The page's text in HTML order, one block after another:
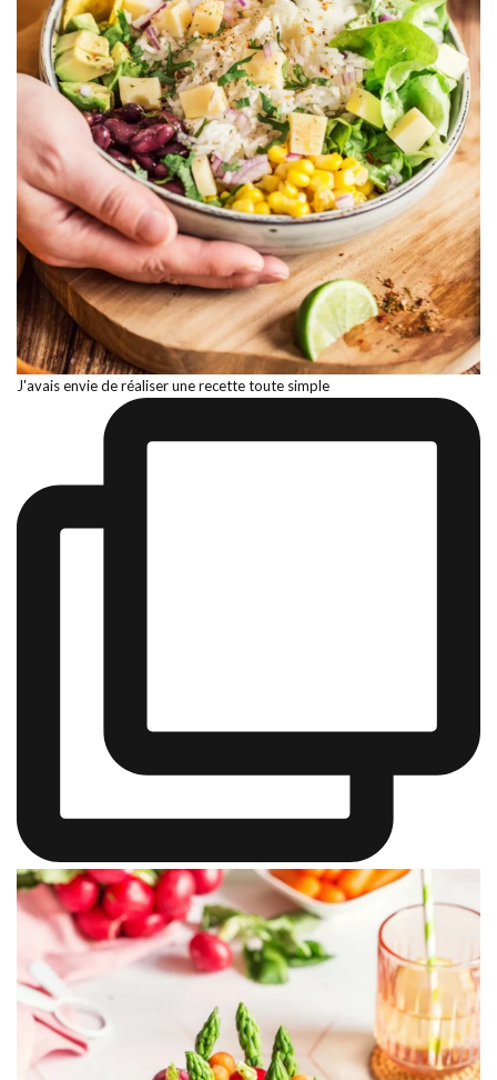
J'avais envie de réaliser une recette toute simple